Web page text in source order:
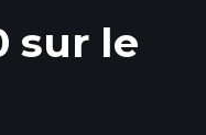
sur le